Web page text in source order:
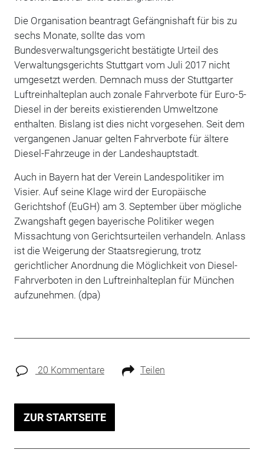
Die Organisation beantragt Gefängnishaft für bis zu
sechs Monate, sollte das vom
Bundesverwaltungsgericht bestätigte Urteil des
Verwaltungsgerichts Stuttgart vom Juli 2017 nicht
umgesetzt werden. Demnach muss der Stuttgarter
Luftreinhalteplan auch zonale Fahrverbote für Euro-5-
Diesel in der bereits existierenden Umweltzone
enthalten. Bislang ist dies nicht vorgesehen. Seit dem
vergangenen Januar gelten Fahrverbote für ältere
Diesel-Fahrzeuge in der Landeshauptstadt.
Auch in Bayern hat der Verein Landespolitiker im
Visier. Auf seine Klage wird der Europäische
Gerichtshof (EuGH) am 3. September über mögliche
Zwangshaft gegen bayerische Politiker wegen
Missachtung von Gerichtsurteilen verhandeln. Anlass
ist die Weigerung der Staatsregierung, trotz
gerichtlicher Anordnung die Möglichkeit von Diesel-
Fahrverboten in den Luftreinhalteplan für München
aufzunehmen. (dpa)
20 Kommentare Teilen
ZUR STARTSEITE